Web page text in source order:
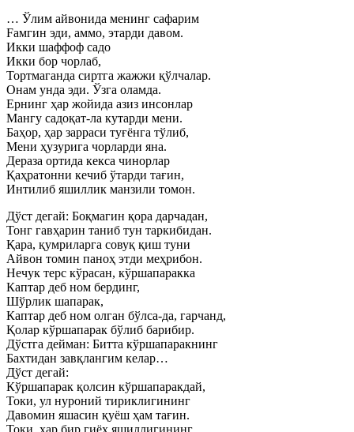
… Ўлим айвонида менинг сафарим
Fамгин эди, аммо, этарди давом.
Икки шаффоф садо
Икки бор чорлаб,
Тортмаганда сиртга жажжи қўлчалар.
Онам унда эди. Ўзга оламда.
Ернинг ҳар жойида азиз инсонлар
Мангу садоқат-ла кутарди мени.
Баҳор, ҳар зарраси туғёнга тўлиб,
Мени ҳузурига чорларди яна.
Дераза ортида кекса чинорлар
Қаҳратонни кечиб ўтарди тағин,
Интилиб яшиллик манзили томон.
Дўст дегай: Боқмагин қора дарчадан,
Тонг гавҳарин таниб тун таркибидан.
Қара, қумриларга совуқ қиш туни
Айвон томин паноҳ этди меҳрибон.
Нечук терс кўрасан, кўршапаракка
Каптар деб ном бердинг,
Шўрлик шапарак,
Каптар деб ном олган бўлса-да, гарчанд,
Қолар кўршапарак бўлиб барибир.
Дўстга дейман: Битта кўршапаракнинг
Бахтидан завқлангим келар…
Дўст дегай:
Кўршапарак қолсин кўршапаракдай,
Токи, ул нуроний тириклигининг
Давомин яшасин қуёш ҳам тағин.